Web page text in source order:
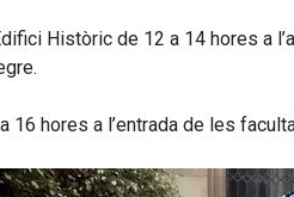
Històric de 12 a 14 hores a
hores a l’entrada de les